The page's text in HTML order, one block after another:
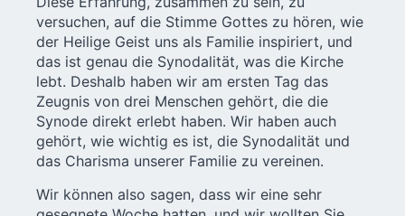
versuchen, auf die Stimme Gottes zu hören, wie
der Heilige Geist uns als Familie inspiriert, und
das ist genau die Synodalität, was die Kirche
lebt. Deshalb haben wir am ersten Tag das
Zeugnis von drei Menschen gehört, die die
Synode direkt erlebt haben. Wir haben auch
gehört, wie wichtig es ist, die Synodalität und
das Charisma unserer Familie zu vereinen.
Wir können also sagen, dass wir eine sehr